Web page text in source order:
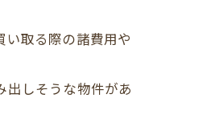
取る際の諸費用や
出しそうな物件があ